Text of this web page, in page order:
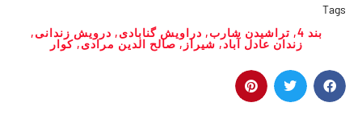
Tags
بند 4
, تراشیدن شارب, دراویش گنابادی, درویش زندانی,
زندان عادل آباد, شیراز, صالح الدین مرادی,کوار